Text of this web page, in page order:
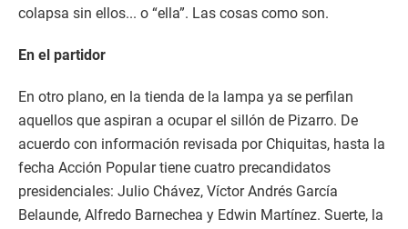
colapsa sin ellos... o “ella”. Las cosas como son.
En el partidor
En otro plano, en la tienda de la lampa ya se perfilan
aquellos que aspiran a ocupar el sillón de Pizarro. De
acuerdo con información revisada por Chiquitas, hasta la
fecha Acción Popular tiene cuatro precandidatos
presidenciales: Julio Chávez, Víctor Andrés García
Belaunde, Alfredo Barnechea y Edwin Martínez. Suerte, la